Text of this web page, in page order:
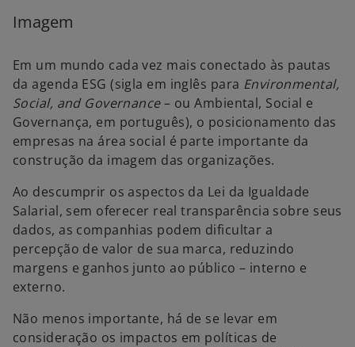
Imagem
Em um mundo cada vez mais conectado às pautas
da agenda ESG (sigla em inglês para Environmental,
Social, and Governance– ou Ambiental, Social e
Governança, em português), o posicionamento das
empresas na área social é parte importante da
construção da imagem das organizações.
Ao descumprir os aspectos da Lei da Igualdade
Salarial, sem oferecer real transparência sobre seus
dados, as companhias podem dificultar a
percepção de valor de sua marca, reduzindo
margens e ganhos junto ao público – interno e
externo.
Não menos importante, há de se levar em
consideração os impactos em políticas de